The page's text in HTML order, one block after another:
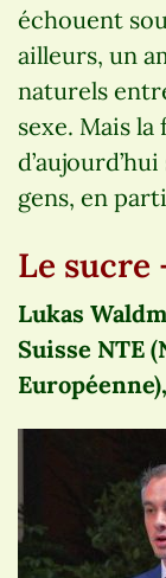
échouent
ailleurs, un
naturels
sexe. Mais
gens, en
Le
Lukas
Suisse NTE